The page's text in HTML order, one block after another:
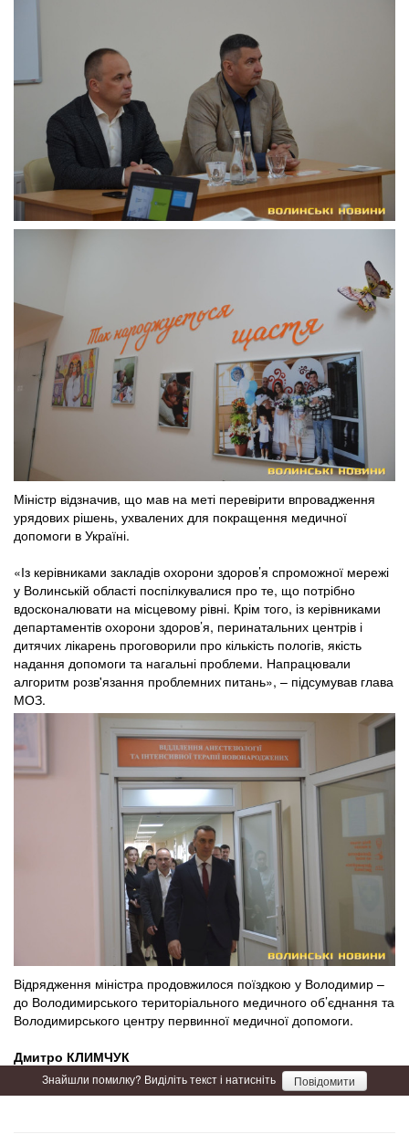
Міністр відзначив, що мав на меті перевірити впровадження
урядових рішень, ухвалених для покращення медичної
допомоги в Україні.
«Із керівниками закладів охорони здоров’я спроможної мережі
у Волинській області поспілкувалися про те, що потрібно
вдосконалювати на місцевому рівні. Крім того, із керівниками
департаментів охорони здоров’я, перинатальних центрів і
дитячих лікарень проговорили про кількість пологів, якість
надання допомоги та нагальні проблеми. Напрацювали
алгоритм розв'язання проблемних питань», – підсумував глава
МОЗ.
Відрядження міністра продовжилося поїздкою у Володимир –
до Володимирського територіального медичного об’єднання та
Володимирського центру первинної медичної допомоги.
Дмитро КЛИМЧУК
Знайшли помилку? Виділіть текст і натисніть Повідомити